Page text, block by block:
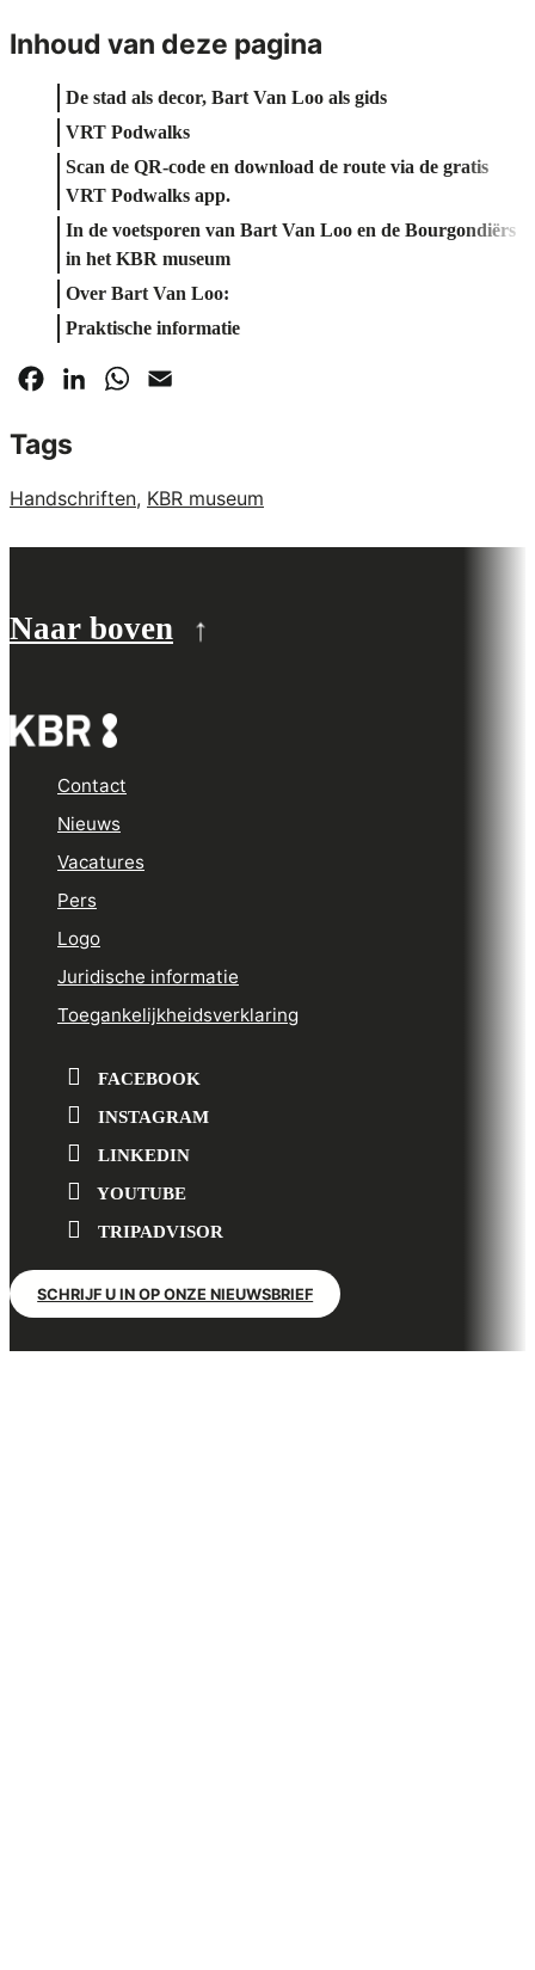
Inhoud van deze pagina
De stad als decor, Bart Van Loo als gids
VRT Podwalks
Scan de QR-code en download de route via de gratis
VRT Podwalks app.
In de voetsporen van Bart Van Loo en de Bourgondiërs
in het KBR museum
Over Bart Van Loo:
Praktische informatie
FacebookLinkedInWhatsApp
Tags
Handschriften, KBR museum
Naar boven
Contact
Nieuws
Vacatures
Pers
Logo
Juridische informatie
Toegankelijkheidsverklaring
FACEBOOK
INSTAGRAM
LINKEDIN
YOUTUBE
TRIPADVISOR
SCHRIJF U IN OP ONZE NIEUWSBRIEF